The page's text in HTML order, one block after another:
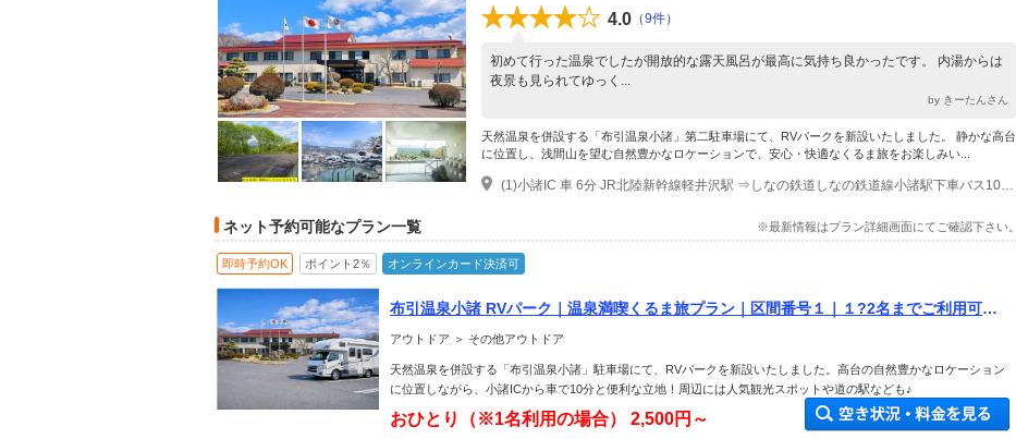
4.0 （9件）
初めて行った温泉でしたが開放的な露天風呂が最高に気持ち良かったです。 内湯からは
夜景も見られてゆっく...
by きーたんさん
天然温泉を併設する「布引温泉小諸」第二駐車場にて、RVパークを新設いたしました。 静かな高台
に位置し、浅間山を望む自然豊かなロケーションで、安心・快適なくるま旅をお楽しみい...
(1)小諸IC 車 6分 JR北陸新幹線軽井沢駅 ⇒しなの鉄道しなの鉄道線小諸駅下車バス10分 JR北陸新幹線佐久平駅 ⇒JR小海線小諸駅下車バス10分
ネット予約可能なプラン一覧 ※最新情報はプラン詳細画面にてご確認下さい。
即時予約OK ポイント2％ オンラインカード決済可
布引温泉小諸 RVパーク｜温泉満喫くるま旅プラン｜区間番号１｜１?2名までご利用可
アウトドア ＞ その他アウトドア
天然温泉を併設する「布引温泉小諸」駐車場にて、RVパークを新設いたしました。高台の自然豊かなロケーション
に位置しながら、小諸ICから車で10分と便利な立地！周辺には人気観光スポットや道の駅なども♪
おひとり（※1名利用の場合） 2,500円～